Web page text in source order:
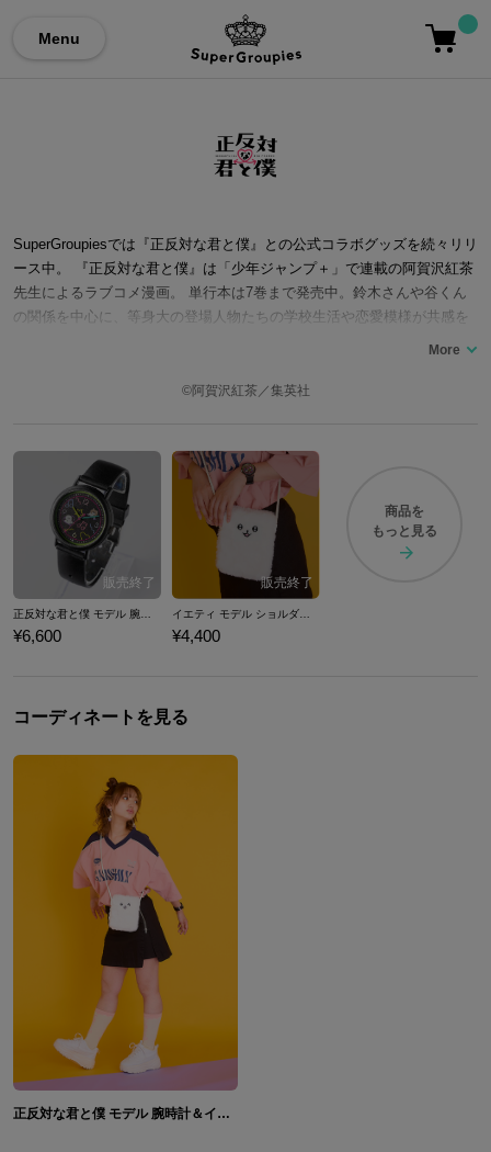
Menu
SuperGroupiesでは『正反対な君と僕』との公式コラボグッズを続々リリ
ース中。 『正反対な君と僕』は「少年ジャンプ＋」で連載の阿賀沢紅茶
先生によるラブコメ漫画。 単行本は7巻まで発売中。鈴木さんや谷くん
の関係を中心に、等身大の登場人物たちの学校生活や恋愛模様が共感を
呼んでいます。キャラクターたちのファッションや、登場する「イエテ
ちも人気です。 ここでは『正反対な君と僕』コラボの腕時計をはじめ、
©阿賀沢紅茶／集英社
¥6,600
イエティ モデル ショルダーポーチ 正反対な君と僕
¥4,400
商品を
もっと見る
コーディネートを見る
正反対な君と僕 モデル 腕時計＆イエティ モデル ショルダーポーチ